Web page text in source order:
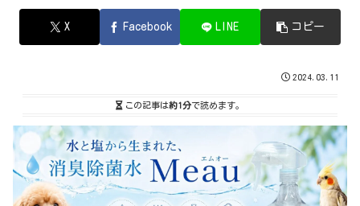
X Facebook LINE コピー
2024.03.11
この記事は約1分で読めます。